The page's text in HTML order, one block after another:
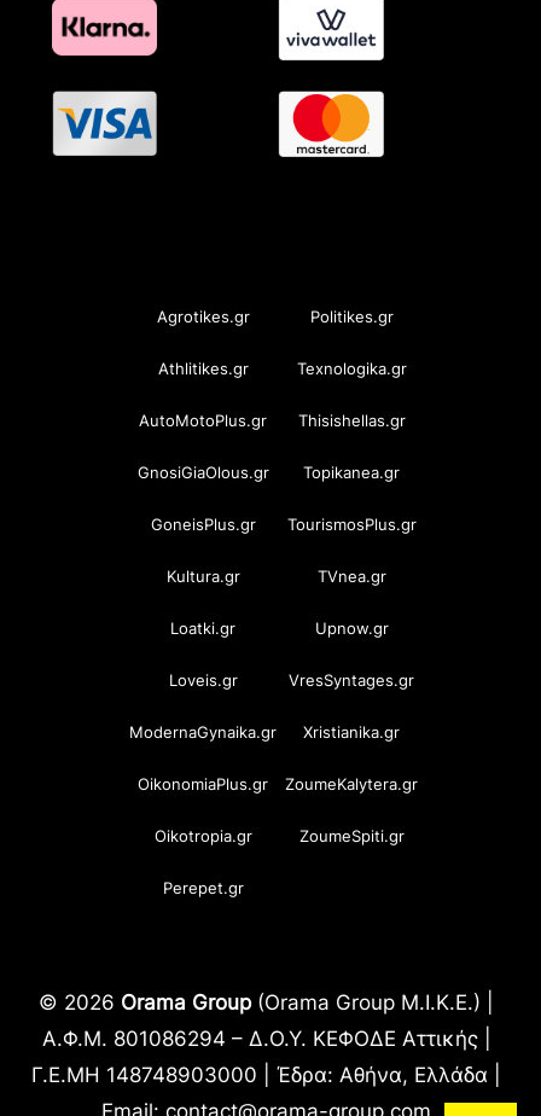
Agrotikes.gr Politikes.gr
Athlitikes.gr Texnologika.gr
AutoMotoPlus.gr Thisishellas.gr
GnosiGiaOlous.gr Topikanea.gr
GoneisPlus.gr TourismosPlus.gr
Kultura.gr TVnea.gr
Loatki.gr Upnow.gr
Loveis.gr VresSyntages.gr
ModernaGynaika.gr Xristianika.gr
OikonomiaPlus.gr ZoumeKalytera.gr
Oikotropia.gr ZoumeSpiti.gr
Perepet.gr
© 2026 Orama Group(Orama Group Μ.Ι.Κ.Ε.) |
Α.Φ.Μ. 801086294 – Δ.Ο.Υ. ΚΕΦΟΔΕ Αττικής |
Γ.Ε.ΜΗ 148748903000 | Έδρα: Αθήνα, Ελλάδα |
Email: contact@orama-group.com